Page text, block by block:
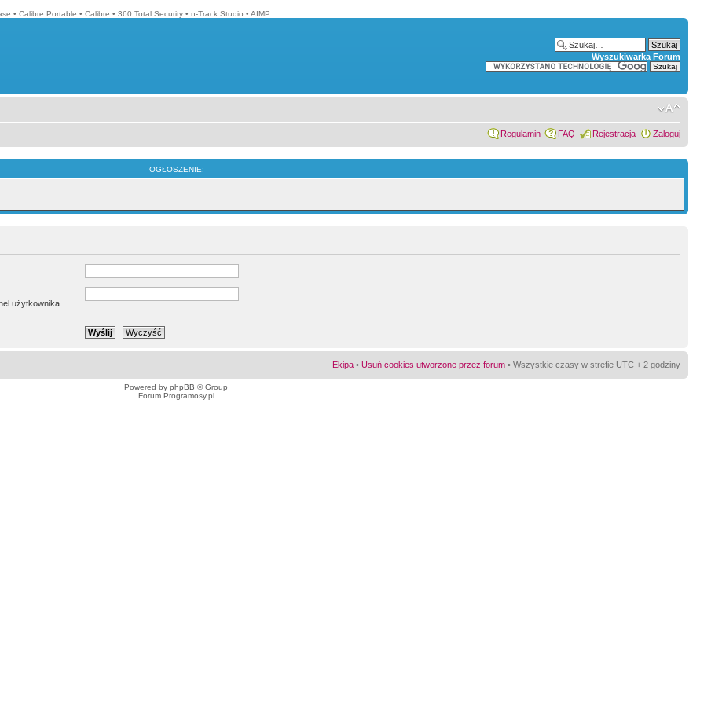
• Calibre Portable • Calibre • 360 Total Security • n-Track Studio • AIMP
Wyszukiwarka Forum
Regulamin FAQ Rejestracja Zaloguj
OGŁOSZENIE:
użytkownika
Ekipa • Usuń cookies utworzone przez forum • Wszystkie czasy w strefie UTC + 2 godziny
Powered by phpBB © Group
Forum Programosy.pl